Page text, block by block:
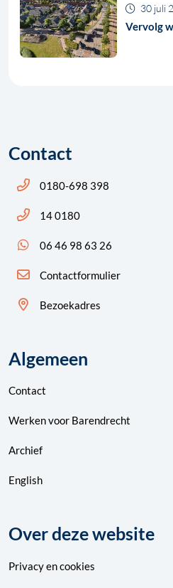
Vervolg
30 juli
Contact
Bel ons: 14 0180
0180-698 398
Bel ons: 14 0180
14 0180
App ons: 06 46 98 63 26
06 46 98 63 26
Contactformulier
Bezoekadres
Algemeen
Contact
Werken voor Barendrecht
Archief
English
Over deze website
Privacyencookies